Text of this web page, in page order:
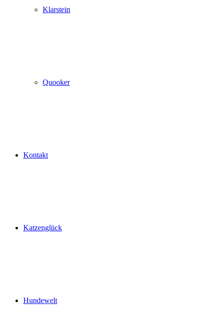
Klarstein
Quooker
Kontakt
Katzenglück
Hundewelt